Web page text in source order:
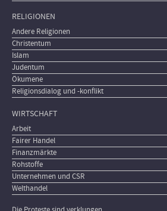
RELIGIONEN
Andere Religionen
Christentum
Islam
Judentum
Ökumene
Religionsdialog und -konflikt
WIRTSCHAFT
Arbeit
Fairer Handel
Finanzmärkte
Rohstoffe
Unternehmen und CSR
Welthandel